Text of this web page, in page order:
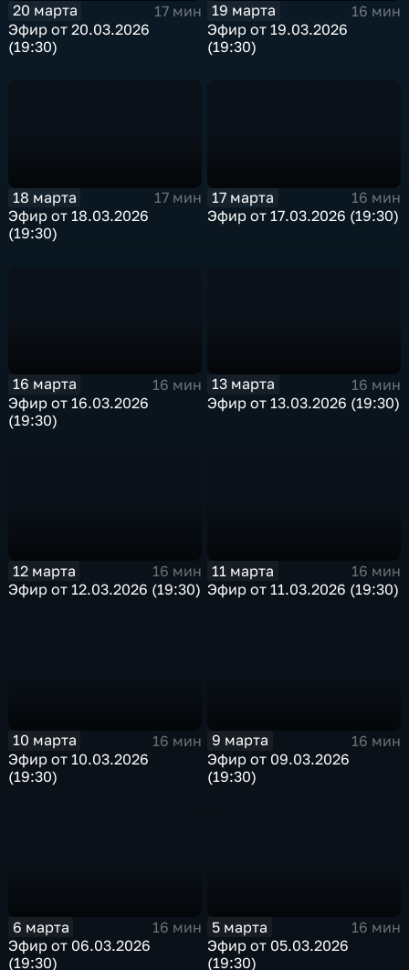
20 марта
17 мин
Эфир от 20.03.2026
(19:30)
19 марта
16 мин
Эфир от 19.03.2026
(19:30)
18 марта
17 мин
Эфир от 18.03.2026
(19:30)
17 марта
16 мин
Эфир от 17.03.2026 (19:30)
16 марта
16 мин
Эфир от 16.03.2026
(19:30)
13 марта
16 мин
Эфир от 13.03.2026 (19:30)
12 марта
16 мин
Эфир от 12.03.2026 (19:30)
11 марта
16 мин
Эфир от 11.03.2026 (19:30)
10 марта
16 мин
Эфир от 10.03.2026
(19:30)
9 марта
16 мин
Эфир от 09.03.2026
(19:30)
6 марта
16 мин
Эфир от 06.03.2026
(19:30)
5 марта
16 мин
Эфир от 05.03.2026
(19:30)